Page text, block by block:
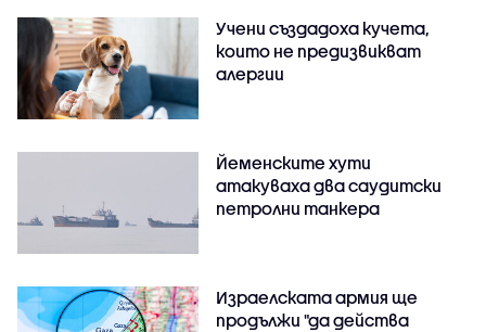
Учени създадоха кучета,
които не предизвикват
алергии
Йеменските хути
атакуваха два саудитски
петролни танкера
Израелската армия ще
продължи "да действа